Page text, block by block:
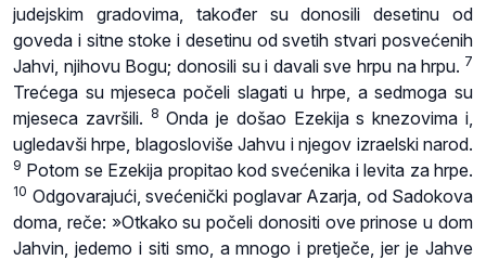
judejskim gradovima, također su donosili desetinu od
goveda i sitne stoke i desetinu od svetih stvari posvećenih
Jahvi, njihovu Bogu; donosili su i davali sve hrpu na hrpu. 7
Trećega su mjeseca počeli slagati u hrpe, a sedmoga su
mjeseca završili. 8 Onda je došao Ezekija s knezovima i,
ugledavši hrpe, blagosloviše Jahvu i njegov izraelski narod.
9 Potom se Ezekija propitao kod svećenika i levita za hrpe.
10 Odgovarajući, svećenički poglavar Azarja, od Sadokova
doma, reče: »Otkako su počeli donositi ove prinose u dom
Jahvin, jedemo i siti smo, a mnogo i pretječe, jer je Jahve